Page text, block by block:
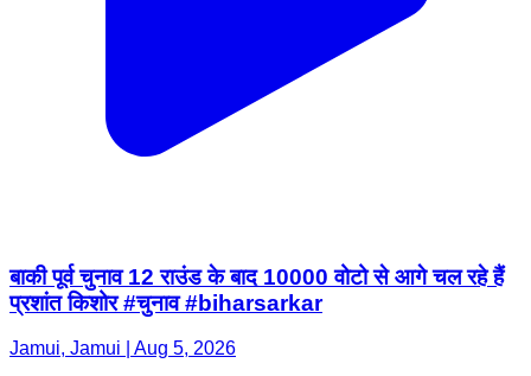
बाकी पूर्व चुनाव 12 राउंड के बाद 10000 वोटो से आगे चल रहे हैं
प्रशांत किशोर #चुनाव #biharsarkar
Jamui, Jamui | Aug 5, 2026